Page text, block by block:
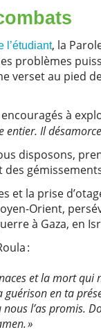
l’étudiant, la
problèmes
verset au pied
à
entier. Il
disposons,
des
et la prise
Orient,
à Gaza, en
:
et la mort
en ta
l’as promis.
»